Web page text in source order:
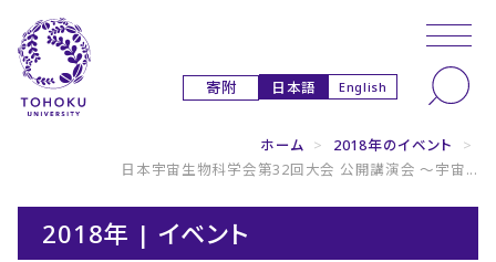
寄附 日本語 English
ホーム > 2018年のイベント
>
日本宇宙生物科学会第32回大会 公開講演会 〜宇宙...
2018年 | イベント